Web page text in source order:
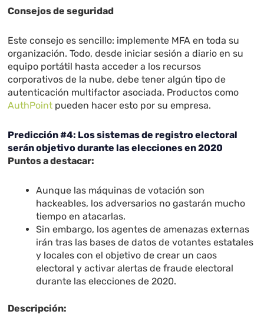
Consejos de seguridad
Este consejo es sencillo: implemente MFA en toda su
organización. Todo, desde iniciar sesión a diario en su
equipo portátil hasta acceder a los recursos
corporativos de la nube, debe tener algún tipo de
autenticación multifactor asociada. Productos como
AuthPoint pueden hacer esto por su empresa.
Predicción #4: Los sistemas de registro electoral
serán objetivo durante las elecciones en 2020
Puntos a destacar:
Aunque las máquinas de votación son
hackeables, los adversarios no gastarán mucho
tiempo en atacarlas.
Sin embargo, los agentes de amenazas externas
irán tras las bases de datos de votantes estatales
y locales con el objetivo de crear un caos
electoral y activar alertas de fraude electoral
durante las elecciones de 2020.
Descripción: